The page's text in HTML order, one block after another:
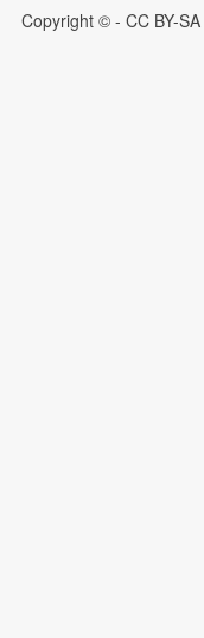
Copyright © - CC BY-SA